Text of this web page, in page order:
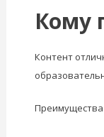
Кому
Контент
Преимущества